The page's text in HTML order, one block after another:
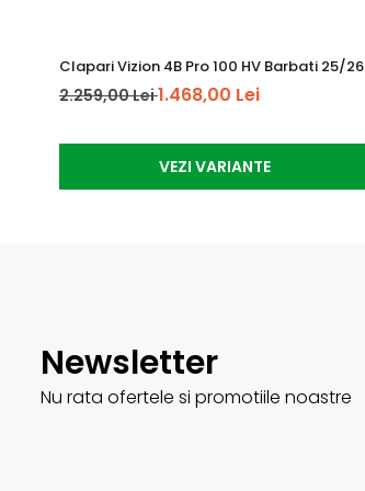
Clapari Vizion 4B Pro 100 HV Barbati 25/26
2.259,00 Lei1.468,00 Lei
VEZI VARIANTE
Newsletter
Nu rata ofertele si promotiile noastre